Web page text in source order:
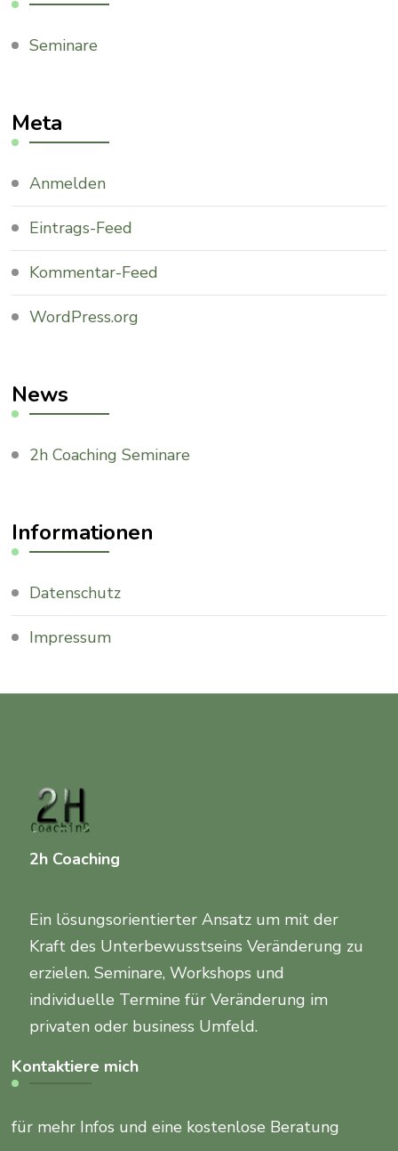
Seminare
Meta
Anmelden
Eintrags-Feed
Kommentar-Feed
WordPress.org
News
2h Coaching Seminare
Informationen
Datenschutz
Impressum
2h Coaching
Ein lösungsorientierter Ansatz um mit der
Kraft des Unterbewusstseins Veränderung zu
erzielen. Seminare, Workshops und
individuelle Termine für Veränderung im
privaten oder business Umfeld.
Kontaktiere mich
für mehr Infos und eine kostenlose Beratung